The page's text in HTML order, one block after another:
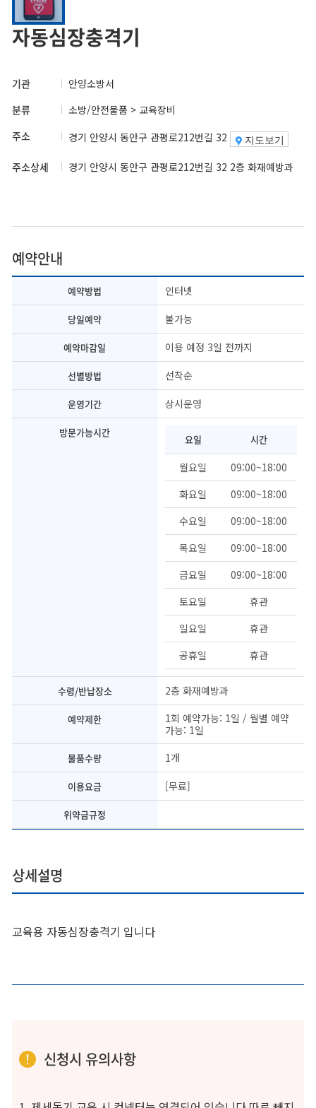
자동심장충격기
기관
안양소방서
분류
소방/안전물품 > 교육장비
주소
경기 안양시 동안구 관평로212번길 32 지도보기
주소상세 경기 안양시 동안구 관평로212번길 32 2층 화재예방과
예약안내
예약방법 인터넷
당일예약 불가능
예약마감일 이용 예정 3일 전까지
선별방법 선착순
운영기간 상시운영
방문가능시간
요일 시간
월요일
09:00~18:00
화요일
09:00~18:00
수요일
09:00~18:00
목요일
09:00~18:00
금요일
09:00~18:00
토요일
휴관
일요일
휴관
공휴일
휴관
수령/반납장소 2층 화재예방과
예약제한
1회 예약가능: 1일 / 월별 예약
가능: 1일
물품수량 1개
이용요금 [무료]
위약금규정
상세설명
교육용 자동심장충격기 입니다
신청시 유의사항